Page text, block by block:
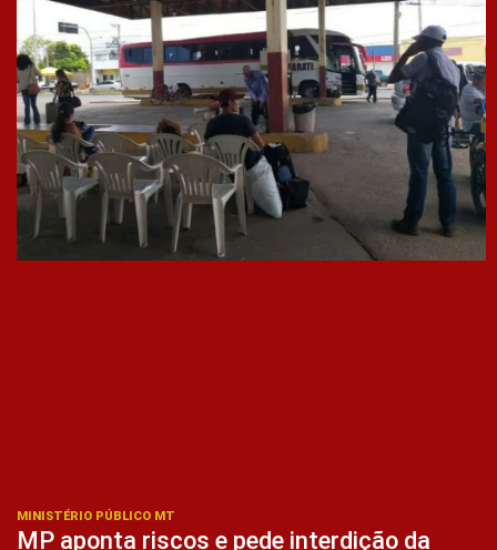
MINISTÉRIO PÚBLICO MT
MP aponta riscos e pede interdição da